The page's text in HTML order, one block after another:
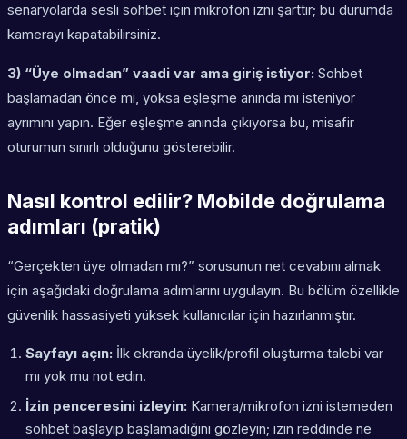
senaryolarda sesli sohbet için mikrofon izni şarttır; bu durumda
kamerayı kapatabilirsiniz.
3) “Üye olmadan” vaadi var ama giriş istiyor: Sohbet
başlamadan önce mi, yoksa eşleşme anında mı isteniyor
ayrımını yapın. Eğer eşleşme anında çıkıyorsa bu, misafir
oturumun sınırlı olduğunu gösterebilir.
Nasıl kontrol edilir? Mobilde doğrulama
adımları (pratik)
“Gerçekten üye olmadan mı?” sorusunun net cevabını almak
için aşağıdaki doğrulama adımlarını uygulayın. Bu bölüm özellikle
güvenlik hassasiyeti yüksek kullanıcılar için hazırlanmıştır.
Sayfayı açın: İlk ekranda üyelik/profil oluşturma talebi var
mı yok mu not edin.
İzin penceresini izleyin: Kamera/mikrofon izni istemeden
sohbet başlayıp başlamadığını gözleyin; izin reddinde ne